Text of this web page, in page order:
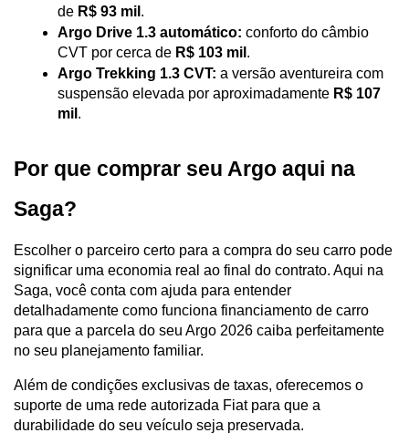
de R$ 93 mil .
Argo Drive 1.3 automático: conforto do câmbio
CVT por cerca de R$ 103 mil .
Argo Trekking 1.3 CVT: a versão aventureira com
suspensão elevada por aproximadamente R$ 107
mil .
Por que comprar seu Argo aqui na
Saga?
Escolher o parceiro certo para a compra do seu carro pode
significar uma economia real ao final do contrato. Aqui na
Saga, você conta com ajuda para entender
detalhadamente como funciona financiamento de carro
para que a parcela do seu Argo 2026 caiba perfeitamente
no seu planejamento familiar.
Além de condições exclusivas de taxas, oferecemos o
suporte de uma rede autorizada Fiat para que a
durabilidade do seu veículo seja preservada.